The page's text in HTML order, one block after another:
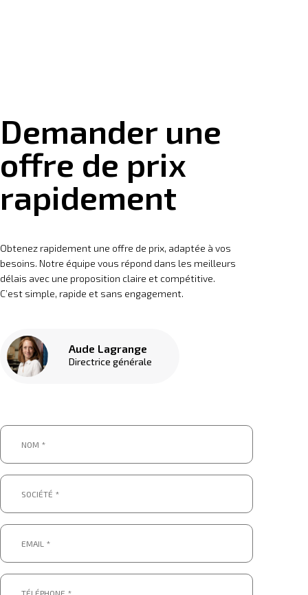
Demander une
offre de prix
rapidement
Obtenez rapidement une offre de prix, adaptée à vos
besoins. Notre équipe vous répond dans les meilleurs
délais avec une proposition claire et compétitive.
C’est simple, rapide et sans engagement.
Aude Lagrange
Directrice générale
Nom
Société
Email
Téléphone